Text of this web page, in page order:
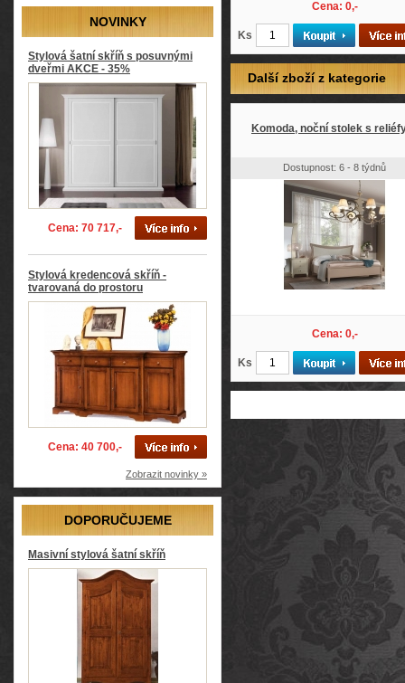
NOVINKY
Stylová šatní skříň s posuvnými
dveřmi AKCE - 35%
Cena: 70 717,-
Stylová kredencová skříň -
tvarovaná do prostoru
Cena: 40 700,-
Zobrazit novinky »
DOPORUČUJEME
Masivní stylová šatní skříň
Cena: 0,-
Ks
Další zboží z kategorie
Komoda, noční stolek s
Dostupnost: 6 - 8 týdnů
Cena: 0,-
Ks